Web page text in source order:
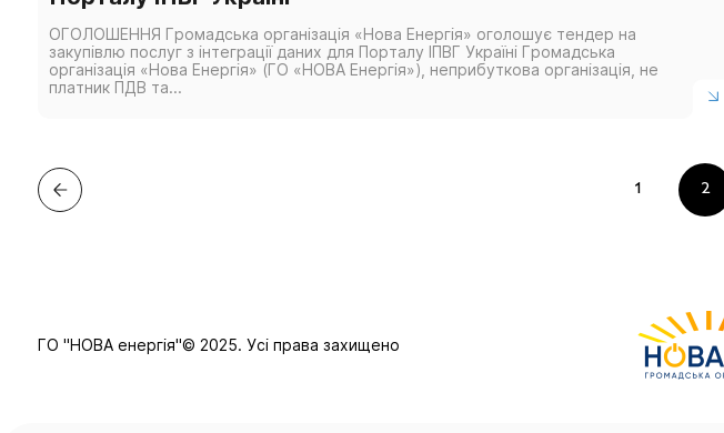
ОГОЛОШЕННЯ Громадська організація «Нова Енергія» оголошує тендер на
закупівлю послуг з інтеграції даних для Порталу ІПВГ Україні Громадська
організація «Нова Енергія» (ГО «НОВА Енергія»), неприбуткова організація, не
платник ПДВ та...
1 2
ГО "НОВА енергія"© 2025. Усі права захищено